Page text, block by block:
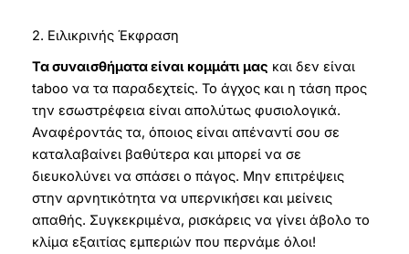
2. Ειλικρινής Έκφραση
Τα συναισθήματα είναι κομμάτι μας και δεν είναι
taboo να τα παραδεχτείς. Το άγχος και η τάση προς
την εσωστρέφεια είναι απολύτως φυσιολογικά.
Αναφέροντάς τα, όποιος είναι απέναντί σου σε
καταλαβαίνει βαθύτερα και μπορεί να σε
διευκολύνει να σπάσει ο πάγος. Μην επιτρέψεις
στην αρνητικότητα να υπερνικήσει και μείνεις
απαθής. Συγκεκριμένα, ρισκάρεις να γίνει άβολο το
κλίμα εξαιτίας εμπεριών που περνάμε όλοι!